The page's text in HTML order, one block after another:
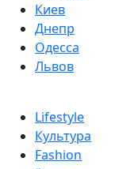
Киев
Днепр
Одесса
Львов
Lifestyle
Культура
Fashion